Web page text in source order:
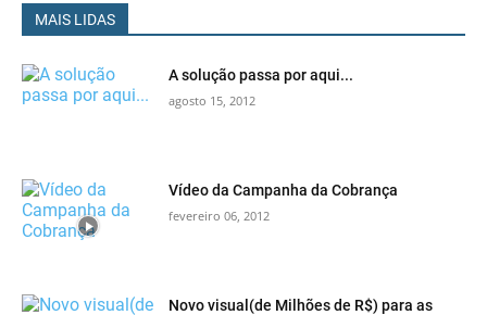
MAIS LIDAS
A solução passa por aqui...
agosto 15, 2012
Vídeo da Campanha da Cobrança
fevereiro 06, 2012
Novo visual(de Milhões de R$) para as